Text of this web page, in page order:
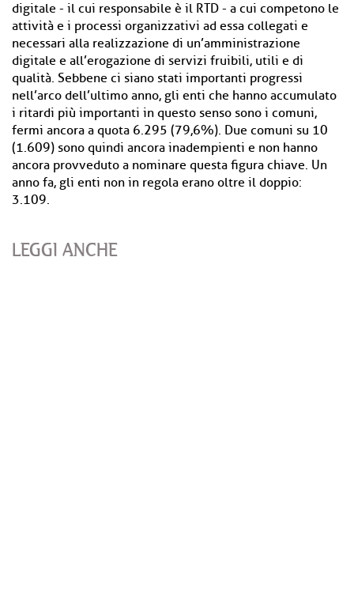
digitale - il cui responsabile è il RTD - a cui competono le
attività e i processi organizzativi ad essa collegati e
necessari alla realizzazione di un’amministrazione
digitale e all’erogazione di servizi fruibili, utili e di
qualità. Sebbene ci siano stati importanti progressi
nell’arco dell’ultimo anno, gli enti che hanno accumulato
i ritardi più importanti in questo senso sono i comuni,
fermi ancora a quota 6.295 (79,6%). Due comuni su 10
(1.609) sono quindi ancora inadempienti e non hanno
ancora provveduto a nominare questa figura chiave. Un
anno fa, gli enti non in regola erano oltre il doppio:
3.109.
LEGGI ANCHE